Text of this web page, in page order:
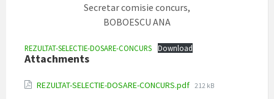
Secretar comisie concurs,
BOBOESCU ANA
REZULTAT-SELECTIE-DOSARE-CONCURS Download
Attachments
REZULTAT-SELECTIE-DOSARE-CONCURS.pdf File
212 kB